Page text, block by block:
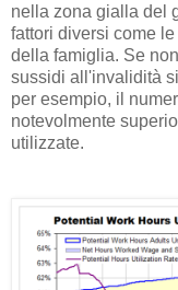
nella zona gialla del
fattori diversi come
della famiglia. Se
sussidi all'invalidità
per esempio, il
notevolmente
utilizzate.